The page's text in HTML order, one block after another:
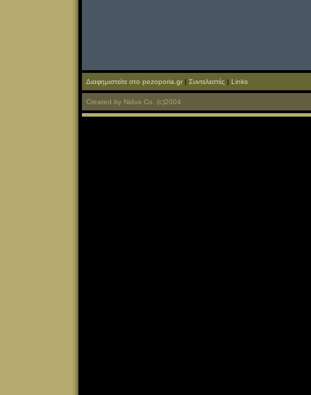
Διαφημιστείτε στο pezoporia.gr | Συντελεστές | Links
Created by Nidus Co. (c)2004